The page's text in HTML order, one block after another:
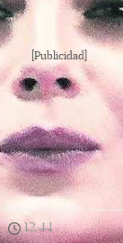
[Publicidad]
| 12:44 |